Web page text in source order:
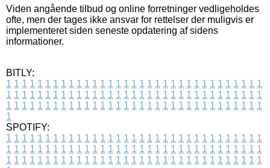
Viden angående tilbud og online forretninger vedligeholdes
ofte, men der tages ikke ansvar for rettelser der muligvis er
implementeret siden seneste opdatering af sidens
informationer.
BITLY:
1 1 1 1 1 1 1 1 1 1 1 1 1 1 1 1 1 1 1 1 1 1 1 1 1 1 1 1 1 1 1 1 1
1 1 1 1 1 1 1 1 1 1 1 1 1 1 1 1 1 1 1 1 1 1 1 1 1 1 1 1 1 1 1 1 1
1 1 1 1 1 1 1 1 1 1 1 1 1 1 1 1 1 1 1 1 1 1 1 1 1 1 1 1 1 1 1 1 1
1
SPOTIFY:
1 1 1 1 1 1 1 1 1 1 1 1 1 1 1 1 1 1 1 1 1 1 1 1 1 1 1 1 1 1 1 1 1
1 1 1 1 1 1 1 1 1 1 1 1 1 1 1 1 1 1 1 1 1 1 1 1 1 1 1 1 1 1 1 1 1
1 1 1 1 1 1 1 1 1 1 1 1 1 1 1 1 1 1 1 1 1 1 1 1 1 1 1 1 1 1 1 1 1